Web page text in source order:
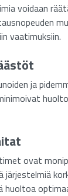
voidaan
vaatimuksiin.
ja
ovat
järjestelmiä
huoltoa